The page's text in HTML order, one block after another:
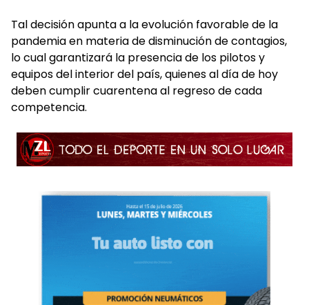
Tal decisión apunta a la evolución favorable de la
pandemia en materia de disminución de contagios,
lo cual garantizará la presencia de los pilotos y
equipos del interior del país, quienes al día de hoy
deben cumplir cuarentena al regreso de cada
competencia.